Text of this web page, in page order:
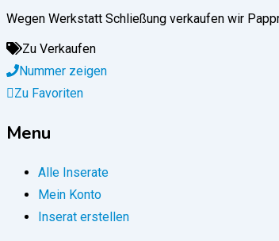
Wegen Werkstatt Schließung verkaufen wir
Zu Verkaufen
Nummer zeigen
Zu Favoriten
Menu
Alle Inserate
Mein Konto
Inserat erstellen